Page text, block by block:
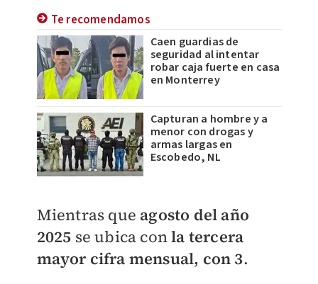
Te recomendamos
Caen guardias de
seguridad al intentar
robar caja fuerte en casa
en Monterrey
Capturan a hombre y a
menor con drogas y
armas largas en
Escobedo, NL
Mientras que agosto del año
2025 se ubica conla tercera
mayor cifra mensual, con 3.